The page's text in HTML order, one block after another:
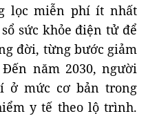
lọc miễn phí ít nhất
sức khỏe điện tử để
đời, từng bước giảm
năm 2030, người
ở mức cơ bản trong
y tế theo lộ trình.